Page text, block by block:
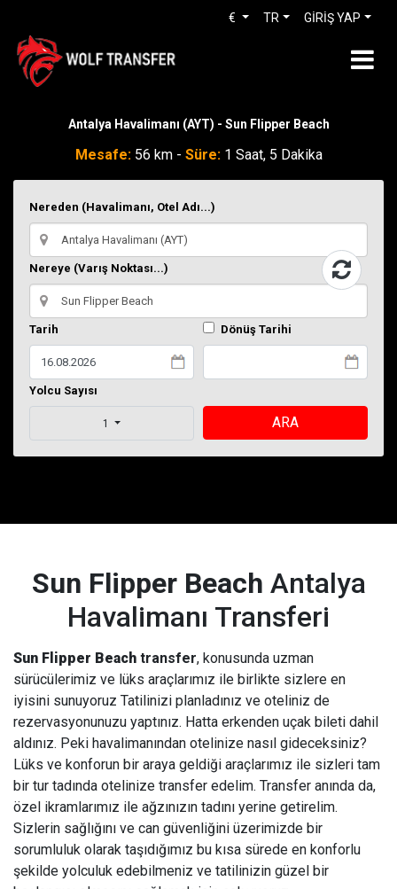
GİRİŞ YAP
TR
€
Antalya Havalimanı (AYT) - Sun Flipper Beach
Mesafe:56 km - Süre:1 Saat, 5 Dakika
Nereden (Havalimanı, Otel Adı...)
Nereye (Varış Noktası...)
Tarih Dönüş Tarihi
Yolcu Sayısı
1 ARA
Sun Flipper Beach Antalya
Havalimanı Transferi
Sun Flipper Beach transfer, konusunda uzman
sürücülerimiz ve lüks araçlarımız ile birlikte sizlere en
iyisini sunuyoruz Tatilinizi planladınız ve oteliniz de
rezervasyonunuzu yaptınız. Hatta erkenden uçak bileti dahil
aldınız. Peki havalimanından otelinize nasıl gideceksiniz?
Lüks ve konforun bir araya geldiği araçlarımız ile sizleri tam
bir tur tadında otelinize transfer edelim. Transfer anında da,
özel ikramlarımız ile ağzınızın tadını yerine getirelim.
Sizlerin sağlığını ve can güvenliğini üzerimizde bir
sorumluluk olarak taşıdığımız bu kısa sürede en konforlu
şekilde yolculuk edebilmeniz ve tatilinizin güzel bir